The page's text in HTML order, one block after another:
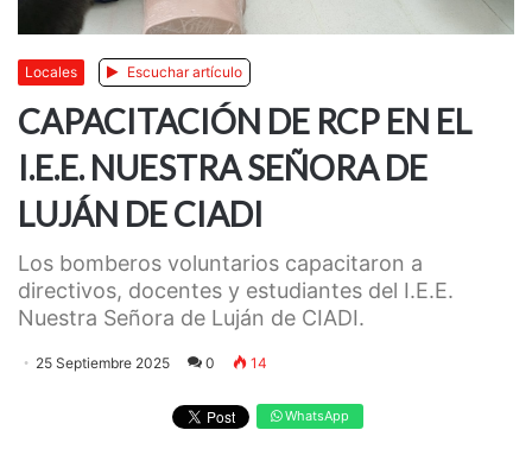
Locales Escuchar artículo
CAPACITACIÓN DE RCP EN EL
I.E.E. NUESTRA SEÑORA DE
LUJÁN DE CIADI
Los bomberos voluntarios capacitaron a
directivos, docentes y estudiantes del I.E.E.
Nuestra Señora de Luján de CIADI.
25 Septiembre 2025 0 14
WhatsApp